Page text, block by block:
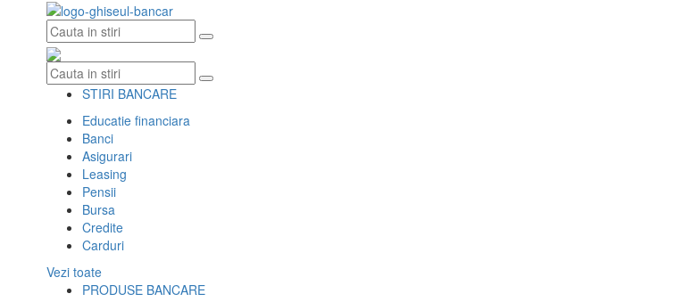
STIRI BANCARE
Educatie financiara
Banci
Asigurari
Leasing
Pensii
Bursa
Credite
Carduri
Vezi toate
PRODUSE BANCARE